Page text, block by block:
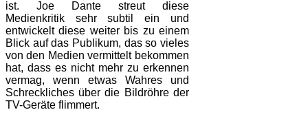
ist. Joe Dante streut diese
Medienkritik sehr subtil ein und
entwickelt diese weiter bis zu einem
Blick auf das Publikum, das so vieles
von den Medien vermittelt bekommen
hat, dass es nicht mehr zu erkennen
vermag, wenn etwas Wahres und
Schreckliches über die Bildröhre der
TV-Geräte flimmert.